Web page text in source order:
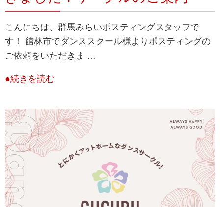
こんにちは、群馬みらいポスティングスタッフで
す！ 館林市でダンススクール様よりポスティングの
ご依頼をいただきま …
●続きを読む